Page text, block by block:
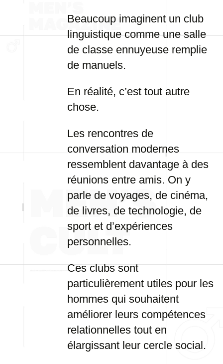
Beaucoup imaginent un club
linguistique comme une salle
de classe ennuyeuse remplie
de manuels.
En réalité, c’est tout autre
chose.
Les rencontres de
conversation modernes
ressemblent davantage à des
réunions entre amis. On y
parle de voyages, de cinéma,
de livres, de technologie, de
sport et d’expériences
personnelles.
Ces clubs sont
particulièrement utiles pour les
hommes qui souhaitent
améliorer leurs compétences
relationnelles tout en
élargissant leur cercle social.